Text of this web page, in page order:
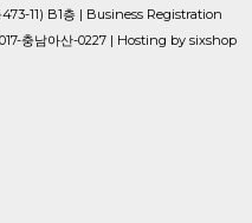
11) B1층 | Business Registration
충남아산-0227 | Hosting by sixshop